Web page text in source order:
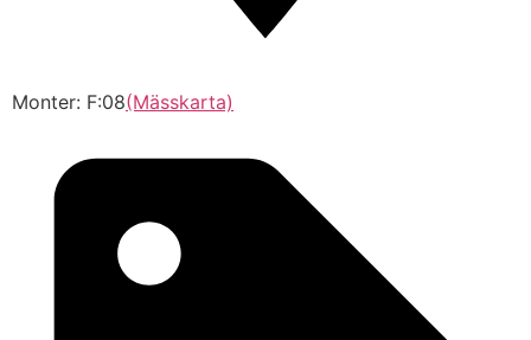
Monter: F:08(Mässkarta)